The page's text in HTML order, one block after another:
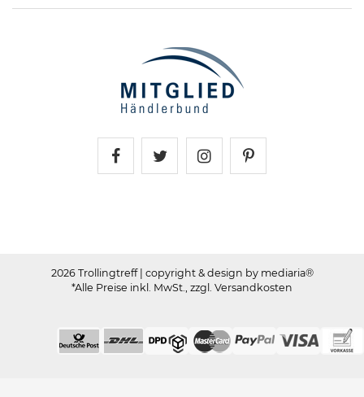
2026 Trollingtreff | copyright & design by mediaria®
*Alle Preise inkl. MwSt., zzgl. Versandkosten